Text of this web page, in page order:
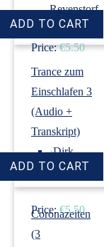
Revenstorf
Price: €5.50
Trance zum
Einschlafen 3
(Audio +
Transkript)
›Dirk
Revenstorf
Price: €5.50
Coronazeiten
(3